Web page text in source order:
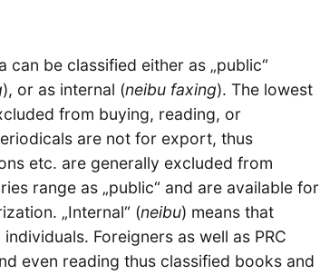
can be classified either as „public“
), or as internal (neibu faxing). The lowest
from buying, reading, or
are not for export, thus
etc. are generally excluded from
range as „public“ and are available for
„Internal“ (neibu) means that
Foreigners as well as PRC
even reading thus classified books and